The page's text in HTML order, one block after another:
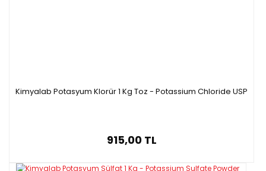
Kimyalab Potasyum Klorür 1 Kg Toz - Potassium Chloride USP
915,00 TL